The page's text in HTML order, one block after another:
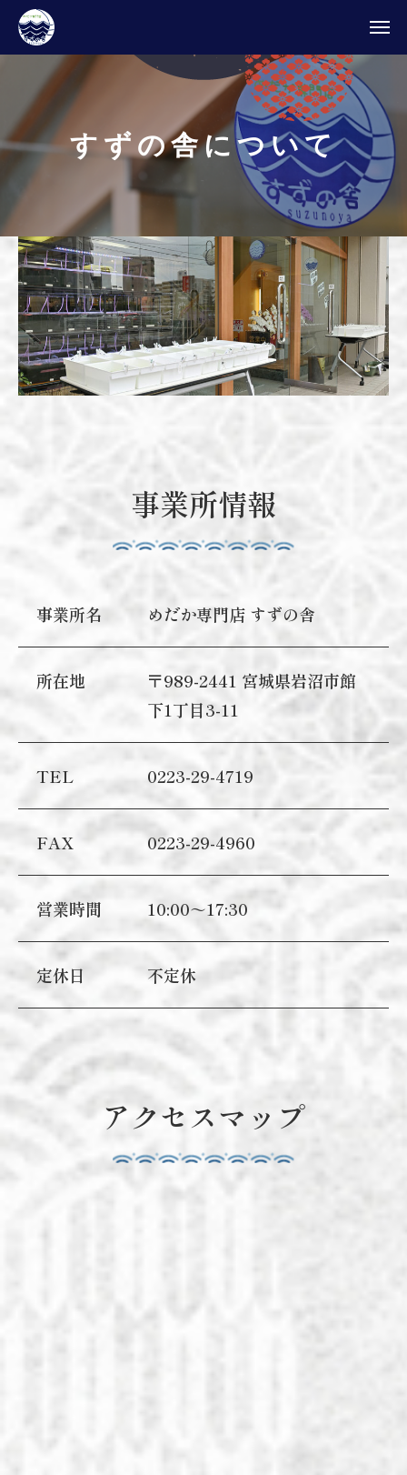
す ず の舎について
事業所情報
事業所名 めだか専門店 すずの舎
所在地
〒989-2441 宮城県岩沼市館
下1丁目3-11
TEL 0223-29-4719
FAX 0223-29-4960
営業時間 10:00～17:30
定休日 不定休
アクセスマップ